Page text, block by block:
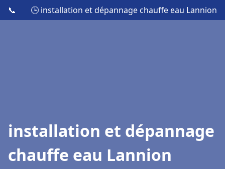
📞 🕒 installation et dépannage chauffe eau Lannion
installation et dépannage
chauffe eau Lannion